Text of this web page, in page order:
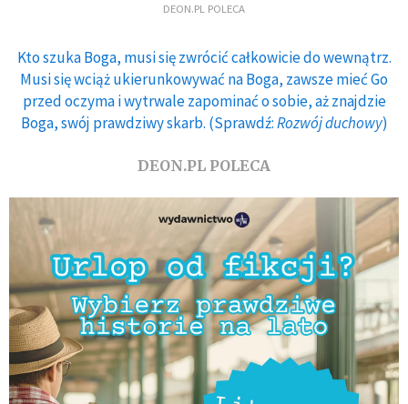
DEON.PL POLECA
Kto szuka Boga, musi się zwrócić całkowicie do wewnątrz.
Musi się wciąż ukierunkowywać na Boga, zawsze mieć Go
przed oczyma i wytrwale zapominać o sobie, aż znajdzie
Boga, swój prawdziwy skarb. (Sprawdź:Rozwój duchowy)
DEON.PL POLECA